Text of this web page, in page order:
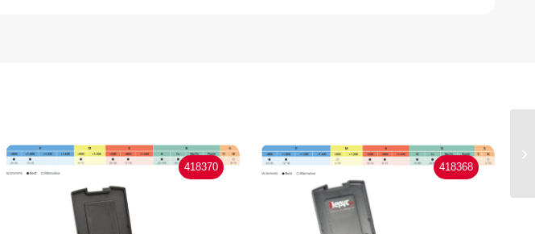
418370 418368